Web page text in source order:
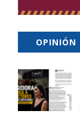
OPINIÓN